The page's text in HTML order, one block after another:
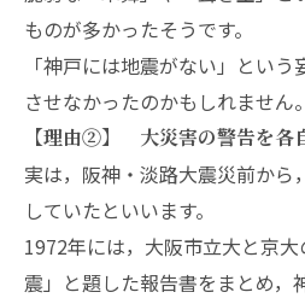
ものが多かったそうです。
「神戸には地震がない」とい
させなかったのかもしれません。
【理由②】 大災害の警告を各
実は，阪神・淡路大震災前から
していたといいます。
1972年には，大阪市立大と京
震」と題した報告書をまとめ，